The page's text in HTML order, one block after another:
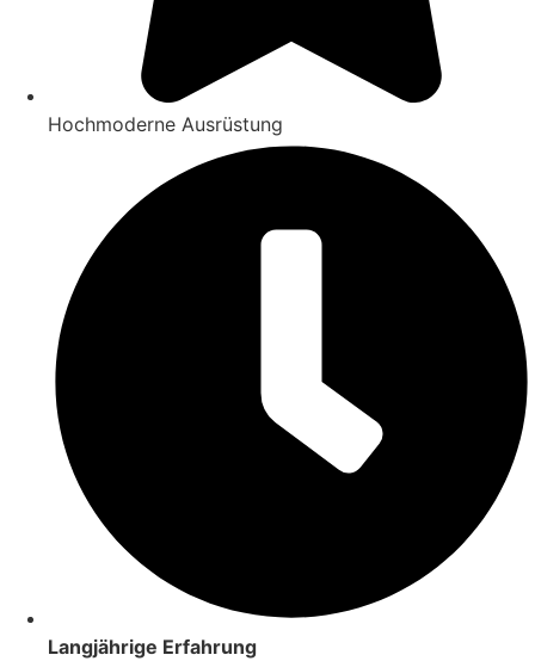
Hochmoderne Ausrüstung
Langjährige Erfahrung